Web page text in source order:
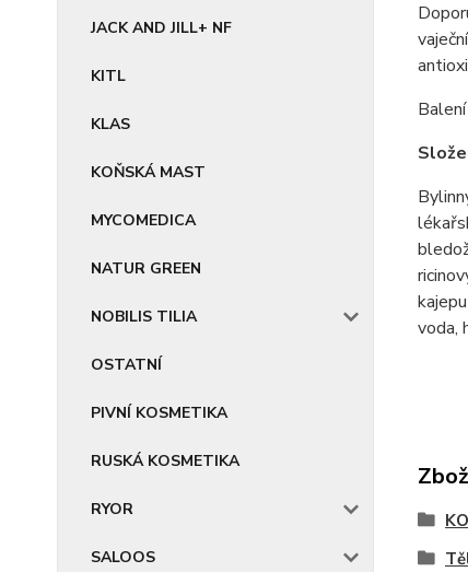
JACK AND JILL+ NF
KITL
KLAS
KOŇSKÁ MAST
MYCOMEDICA
NATUR GREEN
NOBILIS TILIA
OSTATNÍ
PIVNÍ KOSMETIKA
RUSKÁ KOSMETIKA
RYOR
SALOOS
voda,